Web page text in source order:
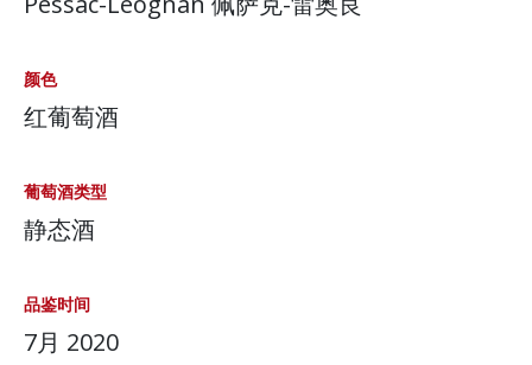
颜色
红葡萄酒
葡萄酒类型
静态酒
品鉴时间
7月 2020